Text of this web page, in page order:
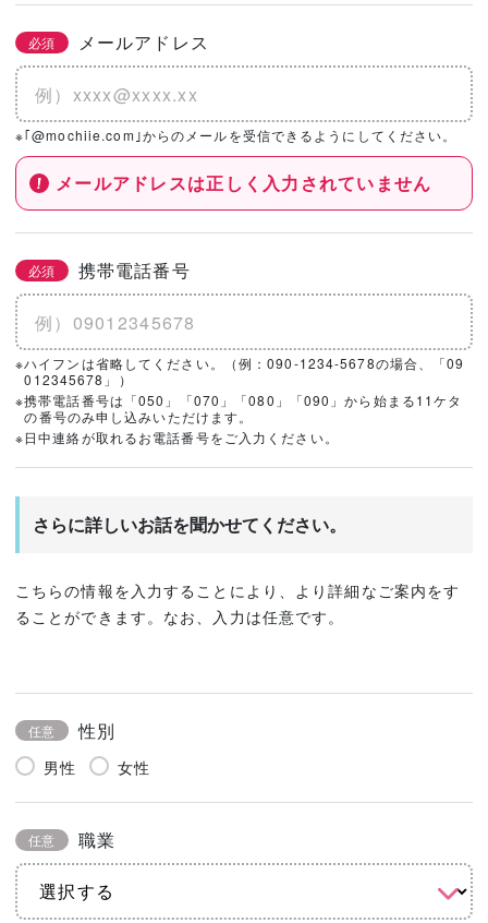
必須 メールアドレス
※｢@mochiie.com｣からのメールを受信できるようにしてください。
メールアドレスは正しく入力されていません
必須 携帯電話番号
※ハイフンは省略してください。（例：090-1234-5678の場合、「09
012345678」）
※携帯電話番号は「050」「070」「080」「090」から始まる11ケタ
の番号のみ申し込みいただけます。
※日中連絡が取れるお電話番号をご入力ください。
さらに詳しいお話を聞かせてください。
こちらの情報を入力することにより、より詳細なご案内をす
ることができます。なお、入力は任意です。
任意 性別
男性 女性
任意 職業